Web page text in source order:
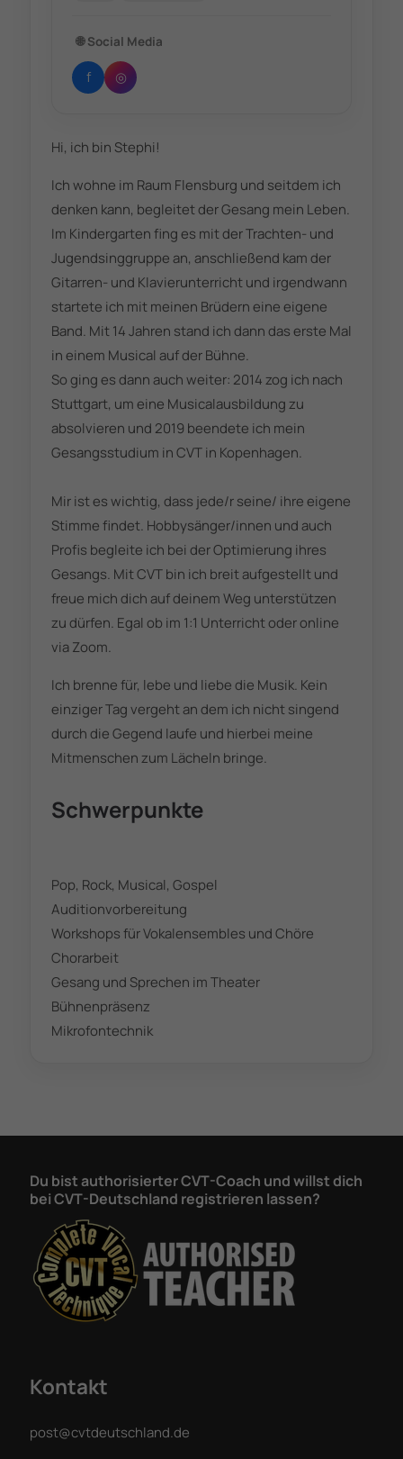
🌐 Social Media
f ◎
Hi, ich bin Stephi!
Ich wohne im Raum Flensburg und seitdem ich
denken kann, begleitet der Gesang mein Leben.
Im Kindergarten fing es mit der Trachten- und
Jugendsinggruppe an, anschließend kam der
Gitarren- und Klavierunterricht und irgendwann
startete ich mit meinen Brüdern eine eigene
Band. Mit 14 Jahren stand ich dann das erste Mal
in einem Musical auf der Bühne.
So ging es dann auch weiter: 2014 zog ich nach
Stuttgart, um eine Musicalausbildung zu
absolvieren und 2019 beendete ich mein
Gesangsstudium in CVT in Kopenhagen.
Mir ist es wichtig, dass jede/r seine/ ihre eigene
Stimme findet. Hobbysänger/innen und auch
Profis begleite ich bei der Optimierung ihres
Gesangs. Mit CVT bin ich breit aufgestellt und
freue mich dich auf deinem Weg unterstützen
zu dürfen. Egal ob im 1:1 Unterricht oder online
via Zoom.
Ich brenne für, lebe und liebe die Musik. Kein
einziger Tag vergeht an dem ich nicht singend
durch die Gegend laufe und hierbei meine
Mitmenschen zum Lächeln bringe.
Schwerpunkte
Pop, Rock, Musical, Gospel
Auditionvorbereitung
Workshops für Vokalensembles und Chöre
Chorarbeit
Gesang und Sprechen im Theater
Bühnenpräsenz
Mikrofontechnik
Du bist authorisierter CVT-Coach und willst dich
bei CVT-Deutschland registrieren lassen?
Kontakt
post@cvtdeutschland.de